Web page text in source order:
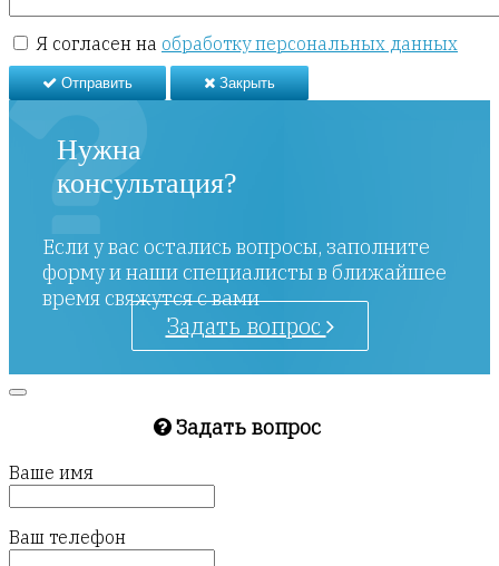
Я согласен на обработку персональных данных
Отправить Закрыть
Нужна
консультация?
Если у вас остались вопросы, заполните
форму и наши специалисты в ближайшее
время свяжутся с вами
Задать вопрос
Задать вопрос
Ваше имя
Ваш телефон